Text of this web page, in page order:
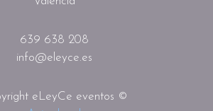
639 638 208
info@eleyce.es
eLeyCe eventos ©